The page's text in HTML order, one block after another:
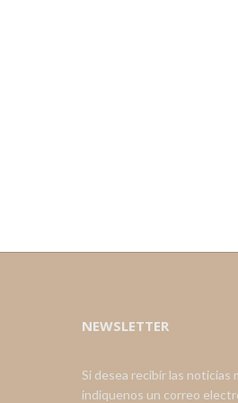
NEWSLETTER
Si desea recibir las noticias
indiquenos un correo